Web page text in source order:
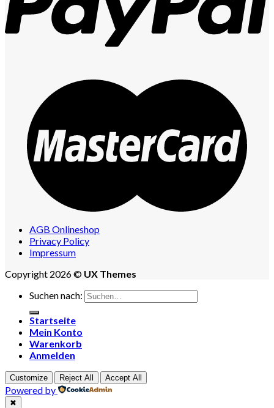
AGB Onlineshop
Privacy Policy
Impressum
Copyright 2026 © UX Themes
Suchen nach:
Startseite
Mein Konto
Warenkorb
Anmelden
Customize Reject All Accept All
Powered by
✖